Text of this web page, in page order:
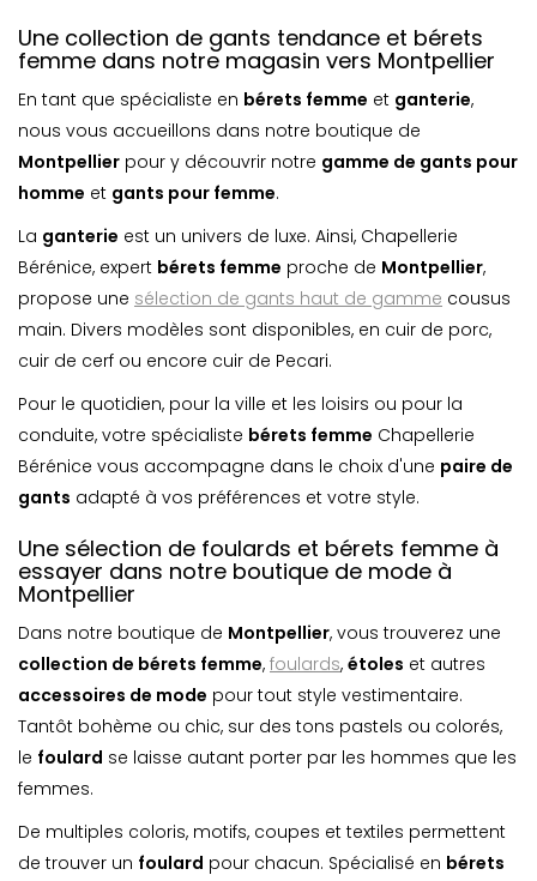
Une collection de gants tendance et bérets
femme dans notre magasin vers Montpellier
En tant que spécialiste en bérets femme et ganterie,
nous vous accueillons dans notre boutique de
Montpellier pour y découvrir notre gamme de gants pour
homme et gants pour femme.
La ganterie est un univers de luxe. Ainsi, Chapellerie
Bérénice, expert bérets femme proche de Montpellier,
propose une sélection de gants haut de gamme cousus
main. Divers modèles sont disponibles, en cuir de porc,
cuir de cerf ou encore cuir de Pecari.
Pour le quotidien, pour la ville et les loisirs ou pour la
conduite, votre spécialiste bérets femme Chapellerie
Bérénice vous accompagne dans le choix d'une paire de
gants adapté à vos préférences et votre style.
Une sélection de foulards et bérets femme à
essayer dans notre boutique de mode à
Montpellier
Dans notre boutique de Montpellier, vous trouverez une
collection de bérets femme, foulards, étoles et autres
accessoires de mode pour tout style vestimentaire.
Tantôt bohème ou chic, sur des tons pastels ou colorés,
le foulard se laisse autant porter par les hommes que les
femmes.
De multiples coloris, motifs, coupes et textiles permettent
de trouver un foulard pour chacun. Spécialisé en bérets